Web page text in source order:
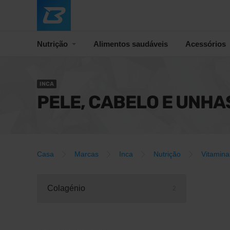
Nutrição Alimentos saudáveis Acessórios
INCA
PELE, CABELO E
Casa Marcas Inca Nutrição
Colagénio